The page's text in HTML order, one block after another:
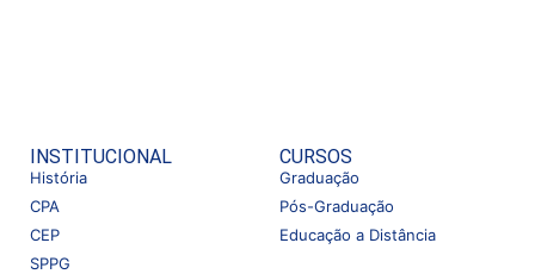
INSTITUCIONAL
História
CPA
CEP
SPPG
CURSOS
Graduação
Pós-Graduação
Educação a Distância